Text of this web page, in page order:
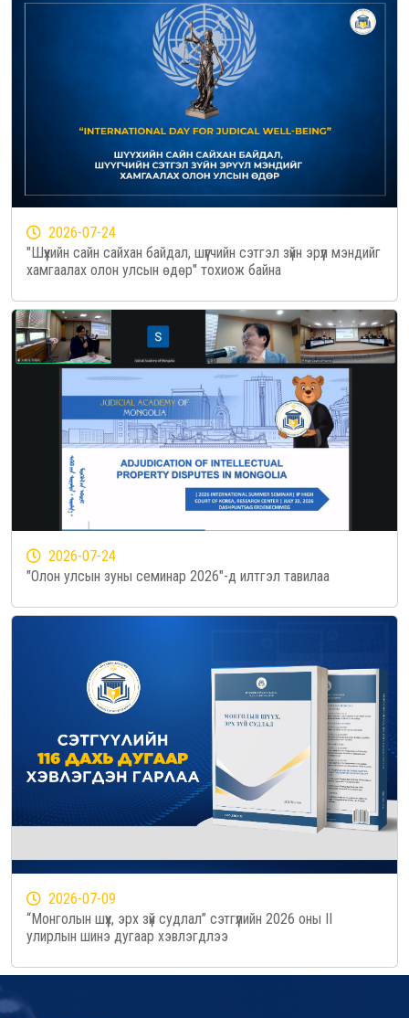
2026-07-24
"Шүүхийн сайн сайхан байдал, шүүгчийн сэтгэл зүйн эрүүл мэндийг
хамгаалах олон улсын өдөр" тохиож байна
2026-07-24
"Олон улсын зуны семинар 2026"-д илтгэл тавилаа
2026-07-09
“Монголын шүүх, эрх зүй судлал” сэтгүүлийн 2026 оны II
улирлын шинэ дугаар хэвлэгдлээ